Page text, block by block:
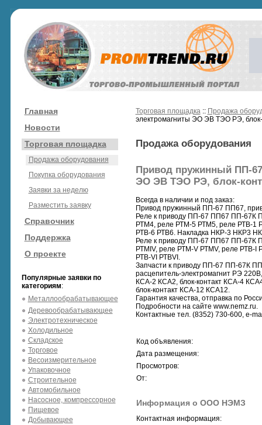
Главная
Новости
Торговая площадка
Продажа оборудования
Покупка оборудования
Заявки за неделю
Разместить заявку
Справочник
Поддержка
О проекте
Популярные заявки по
категориям:
Металлообрабатывающее
Деревообрабатывающее
Электротехническое
Холодильное
Складское
Торговое
Весоизмерительное
Упаковочное
Строительное
Автомобильное
Насосное, компрессорное
Пищевое
Добывающее
Торговая площадка:: Продажа
электромагниты ЭО ЭВ ТЭО РЭ,
Продажа оборудования
Привод пружинный ПП-
ЭО ЭВ ТЭО РЭ, блок-
Всегда в наличии и под заказ:
Привод пружинный ПП-67 ПП67,
Реле к приводу ПП-67 ПП67 ПП-
РТМ4, реле РТМ-5 РТМ5, реле РТВ-1
РТВ-6 РТВ6. Накладка НКР-3 НКР3
Реле к приводу ПП-67 ПП67 ПП-67К
РТМIV, реле РТМ-V РТМV, реле РТВ-I
РТВ-VI РТВVI.
Запчасти к приводу ПП-67 ПП-67К
расцепитель-электромагнит РЭ
КСА-2 КСА2, блок-контакт КСА-4
блок-контакт КСА-12 КСА12.
Гарантия качества, отправка по
Подробности на сайте www.nemz.ru.
Контактные тел. (8352) 730-600, e-
Код объявления:
Дата размещения:
Просмотров:
От:
Информация о ООО НЭМЗ
Контактная информация: